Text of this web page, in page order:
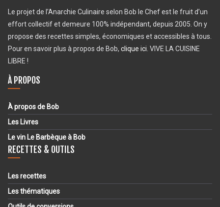
Le projet de l’Anarchie Culinaire selon Bob le Chef est le fruit d’un
effort collectif et demeure 100% indépendant, depuis 2005. On y
propose des recettes simples, économiques et accessibles à tous.
Pour en savoir plus à propos de Bob, clique ici. VIVE LA CUISINE
LIBRE !
À PROPOS
À propos de Bob
Les Livres
Le vin Le Barbèque à Bob
RECETTES & OUTILS
Les recettes
Les thématiques